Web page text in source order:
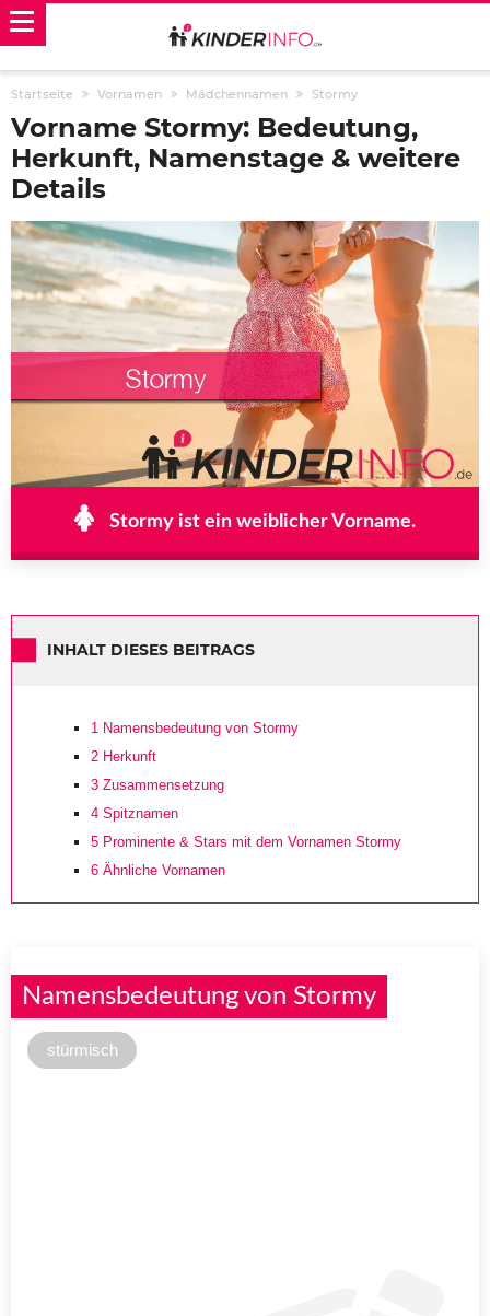
Startseite Vornamen Mädchennamen Stormy
Vorname Stormy: Bedeutung,
Herkunft, Namenstage & weitere
Details
Stormy ist ein weiblicher Vorname.
INHALT DIESES BEITRAGS
1 Namensbedeutung von Stormy
2 Herkunft
3 Zusammensetzung
4 Spitznamen
5 Prominente & Stars mit dem Vornamen Stormy
6 Ähnliche Vornamen
Namensbedeutung von Stormy
stürmisch